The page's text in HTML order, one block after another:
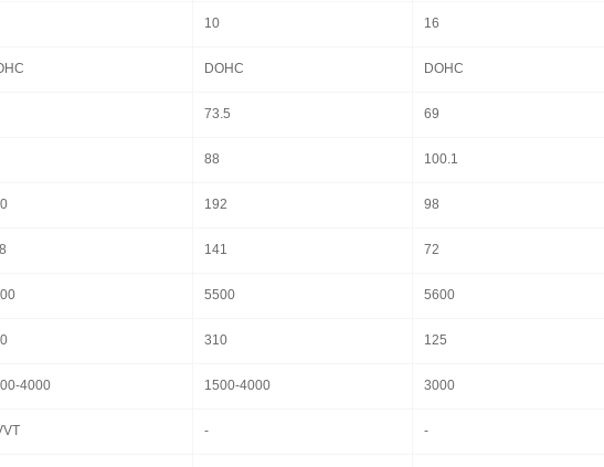
10 16
DOHC DOHC
73.5 69
88 100.1
192 98
141 72
5500 5600
310 125
4000 1500-4000 3000
- -